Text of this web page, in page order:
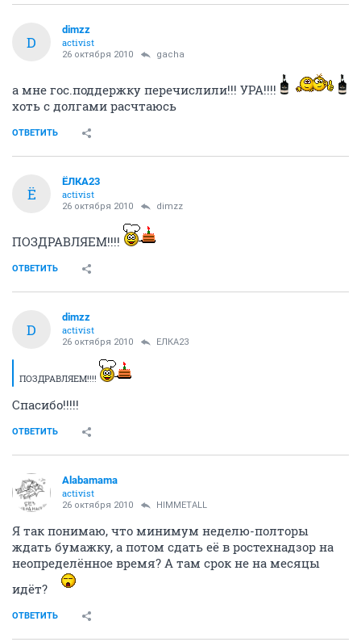
D
dimzz
activist
26 октября 2010 gacha
а мне гос.поддержку перечислили!!! УРА!!!!
хоть с долгами расчтаюсь
ОТВЕТИТЬ
Ё
ЁЛКА23
activist
26 октября 2010 dimzz
ПОЗДРАВЛЯЕМ!!!!
ОТВЕТИТЬ
D
dimzz
activist
26 октября 2010 ЁЛКА23
ПОЗДРАВЛЯЕМ!!!!
Спасибо!!!!!
ОТВЕТИТЬ
Alabamama
activist
26 октября 2010 HIMMETALL
Я так понимаю, что минимум неделю-полторы
ждать бумажку, а потом сдать её в ростехнадзор на
неопределённое время? А там срок не на месяцы
идёт?
ОТВЕТИТЬ